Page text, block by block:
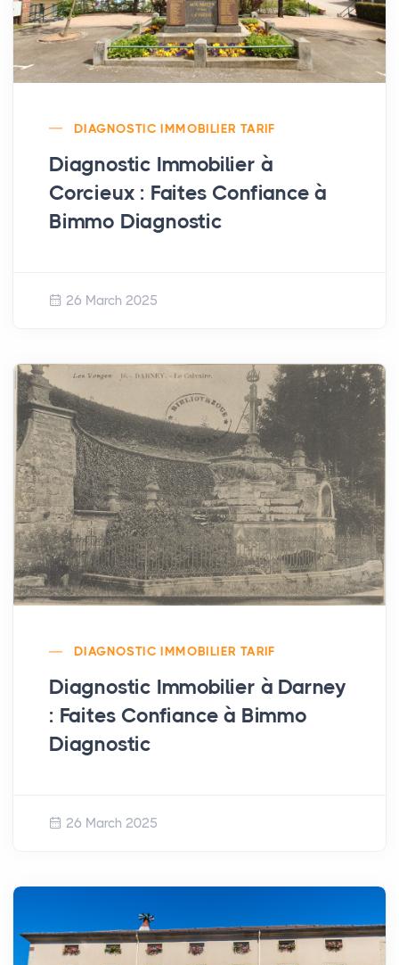
DIAGNOSTIC IMMOBILIER TARIF
Diagnostic Immobilier à
Corcieux : Faites Confiance à
Bimmo Diagnostic
26 March 2025
DIAGNOSTIC IMMOBILIER TARIF
Diagnostic Immobilier à Darney
: Faites Confiance à Bimmo
Diagnostic
26 March 2025